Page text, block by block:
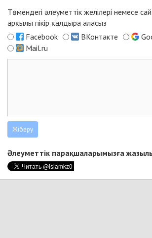
Төмендегі әлеуметтік желілері немесе
арқылы пікір қалдыра аласыз
Facebook
ВКонтакте
Mail.ru
Әлеуметтік парақшаларымызға